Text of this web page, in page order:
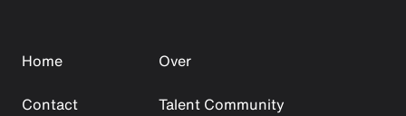
Home
Over
Contact
Talent Community